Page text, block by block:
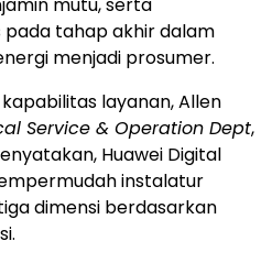
pada tahap akhir dalam
menjadi prosumer.
layanan, Allen
Service & Operation Dept,
Huawei Digital
instalatur
dimensi berdasarkan